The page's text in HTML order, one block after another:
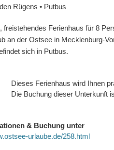
Rügens • Putbus
freistehendes Ferienhaus für 8
an der Ostsee in Mecklenburg-
sich in Putbus.
Dieses Ferienhaus wird Ihnen
Die Buchung dieser Unterkunft
& Buchung unter
urlaube.de/258.html